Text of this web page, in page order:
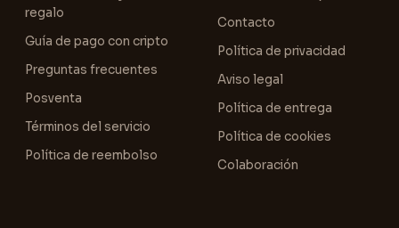
regalo
Guía de pago con cripto
Preguntas frecuentes
Posventa
Términos del servicio
Política de reembolso
Contacto
Política de privacidad
Aviso legal
Política de entrega
Política de cookies
Colaboración